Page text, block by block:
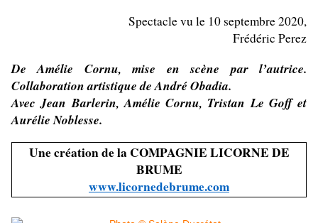
Spectacle vu le 10 septembre 2020,
Frédéric Perez
De Amélie Cornu, mise en scène par l’autrice.
Collaboration artistique de André Obadia.
Avec Jean Barlerin, Amélie Cornu, Tristan Le Goff et
Aurélie Noblesse.
Une création de la COMPAGNIE LICORNE DE
BRUME
www.licornedebrume.com